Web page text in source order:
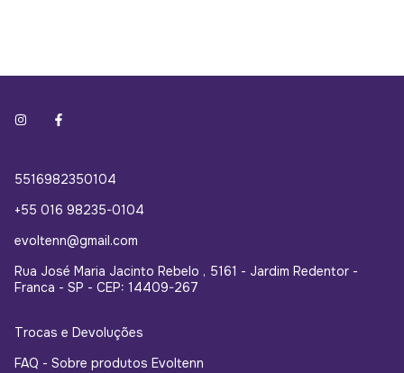
5516982350104
+55 016 98235-0104
evoltenn@gmail.com
Rua José Maria Jacinto Rebelo , 5161 - Jardim Redentor -
Franca - SP - CEP: 14409-267
Trocas e Devoluções
FAQ - Sobre produtos Evoltenn